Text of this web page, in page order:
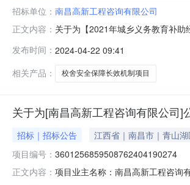
招标单位： 南昌高新工程咨询有限公司
正文内容： 关于为【2021年城乡义务教育补
更多资讯报价请点击
发布时间： 2024-04-22 09:41
相关产品：
校舍安全保障长效机制项目
关于为[南昌高新工程咨询有限公司
招标｜招标公告 江西省｜南昌市｜青山湖
项目编号： 3601256859508762404190274
正文内容： 项目业主名称：南昌高新工程咨询